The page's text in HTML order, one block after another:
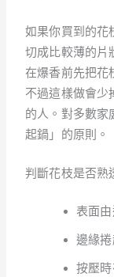
如果你買到的花
切成比較薄的片
在爆香前先把花
不過這樣做會少
的人。對多數家
起鍋」的原則。
判斷花枝是否熟
表面
邊緣
按壓